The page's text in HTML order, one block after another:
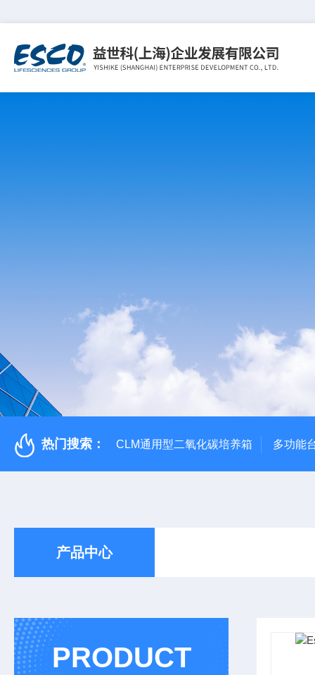
热门搜索： CLM通用型二氧化碳培养箱 多功能
产品中心
PRODUCT